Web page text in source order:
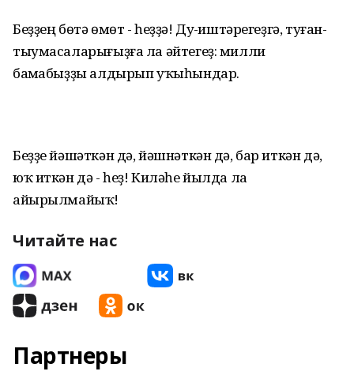
Беҙҙең бөтә өмөт - һеҙҙә! Дуҫ-иштәрегеҙгә, туған-
тыумасаларығыҙға ла әйтегеҙ: милли
баҫмабыҙҙы алдырып уҡыһындар.
Беҙҙе йәшәткән дә, йәшнәткән дә, бар иткән дә,
юҡ иткән дә - һеҙ! Киләһе йылда ла
айырылмайыҡ!
Читайте нас
Партнеры